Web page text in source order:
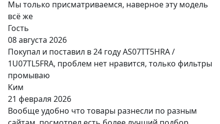
Мы только присматриваемся, наверное эту модель
всё же
Гость
08 августа 2026
Покупал и поставил в 24 году AS07TT5HRA /
1U07TL5FRA, проблем нет нравится, только фильтры
промываю
Ким
21 февраля 2026
Вообще удобно что товары разнесли по разным